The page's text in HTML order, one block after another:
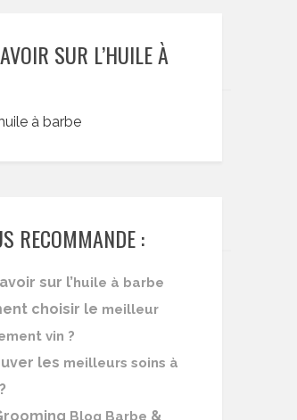
SUR L’HUILE À
RECOMMANDE :
sur l’huile à barbe
choisir le meilleur
vin ?
les meilleurs soins à
?
Blog Barbe &